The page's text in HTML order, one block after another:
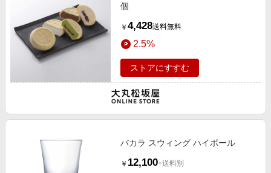
個
￥ 4,428送料無料
2.5%
ストアにすすむ
バカラ スウィング ハイボール
￥ 12,100+送料別